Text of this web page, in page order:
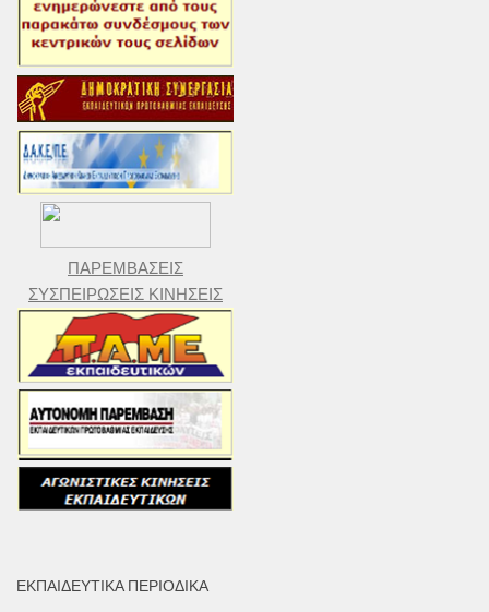
ΠΑΡΕΜΒΑΣΕΙΣ
ΣΥΣΠΕΙΡΩΣΕΙΣ ΚΙΝΗΣΕΙΣ
ΕΚΠΑΙΔΕΥΤΙΚΆ ΠΕΡΙΟΔΙΚΆ